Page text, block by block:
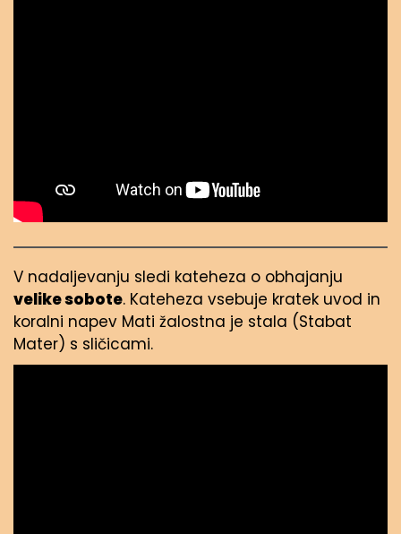
V nadaljevanju sledi kateheza o obhajanju
velike sobote. Kateheza vsebuje kratek uvod in
koralni napev Mati žalostna je stala (Stabat
Mater) s sličicami.